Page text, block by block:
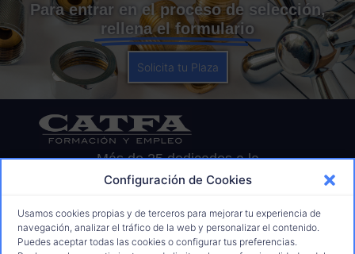
Configuración de Cookies
Usamos cookies propias y de terceros para mejorar tu experiencia de
navegación, analizar el tráfico de la web y personalizar el contenido.
Puedes aceptar todas las cookies o configurar tus preferencias.
Para entrar en el proceso de selección,
rellena el formulario
Solicita tu Plaza
Más de 25 dedicados a la
Formación para el Empleo
informacion@catfaformacion.com
629 28 92 56